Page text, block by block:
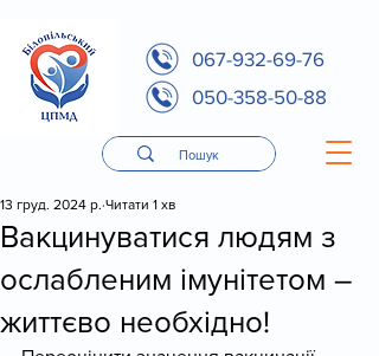
067-932-69-76
050-358-50-88
Вакцинуватися людям з
ослабленим імунітетом –
життєво необхідно!
13 груд. 2024 р. Читати 1 хв